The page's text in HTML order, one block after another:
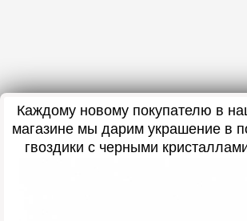
Каждому новому покупателю в
магазине мы дарим украшение в
гвоздики с черными